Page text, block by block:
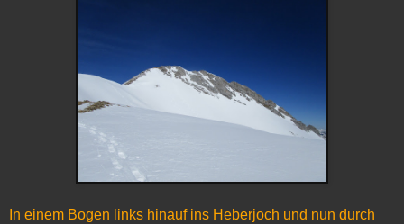
In einem Bogen links hinauf ins Heberjoch und nun durch